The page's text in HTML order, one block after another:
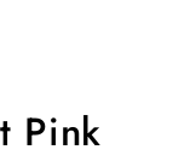
Pink